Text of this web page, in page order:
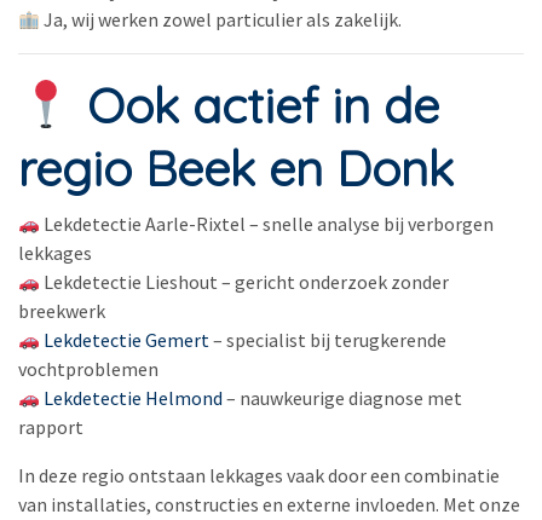
Ja, wij werken zowel particulier als zakelijk.
Ook actief in de
regio Beek en Donk
Lekdetectie Aarle-Rixtel – snelle analyse bij verborgen
lekkages
Lekdetectie Lieshout – gericht onderzoek zonder
breekwerk
Lekdetectie Gemert– specialist bij terugkerende
vochtproblemen
Lekdetectie Helmond – nauwkeurige diagnose met
rapport
In deze regio ontstaan lekkages vaak door een combinatie
van installaties, constructies en externe invloeden. Met onze